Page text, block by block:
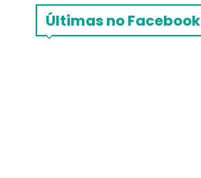
Últimas no Facebook